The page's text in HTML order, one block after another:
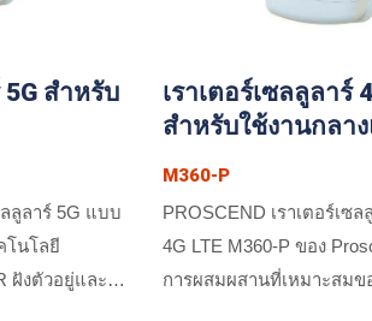
5G สำหรับ
ลลูลาร์ 5G แบบ
โนโลยี
ฝังตัวอยู่และ
เราเตอร์เซลลูลาร์
สำหรับใช้งานกลา
M360-P
PROSCEND เราเตอร์เซ
4G LTE M360-P ของ
การผสมผสานที่เหมาะสมข